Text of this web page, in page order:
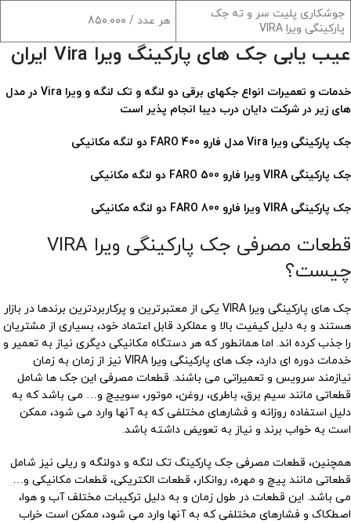
جوشکاری پلیت سر و ته جک‌
پارکینگی ویرا VIRA
هر عدد / 8۵۰.۰۰۰
عیب یابی جک های پارکینگ ویرا Vira ایران
خدمات و تعمیرات انواع جکهای برقی دو لنگه و تک لنگه و ویرا Vira در مدل
های زیر در شرکت دایان درب دیبا انجام پذیر است
جک پارکینگی ویرا Vira مدل فارو 400 FARO دو لنگه مکانیکی
جک پارکینگی VIRA ویرا فارو 500 FARO دو لنگه مکانیکی
جک پارکینگی VIRA ویرا فارو 800 FARO دو لنگه مکانیکی
قطعات مصرفی جک پارکینگی ویرا VIRA
چیست؟
جک های پارکینگی ویرا VIRA یکی از معتبرترین و پرکاربردترین برندها در بازار
هستند و به دلیل کیفیت بالا و عملکرد قابل اعتماد خود، بسیاری از مشتریان
را جذب کرده اند. اما همانطور که هر دستگاه مکانیکی دیگری نیاز به تعمیر و
خدمات دوره ای دارد، جک های پارکینگی ویرا VIRA نیز از زمان به زمان
نیازمند سرویس و تعمیراتی می باشند. قطعات مصرفی این جک ها شامل
قطعاتی مانند سیم برق، باطری، روغن، موتور، سوییچ و… می باشد که به
دلیل استفاده روزانه و فشارهای مختلفی که به آنها وارد می شود، ممکن
است به خواب برند و نیاز به تعویض داشته باشد.
همچنین، قطعات مصرفی جک پارکینگ تک لنگه و دولنگه و ریلی نیز شامل
قطعاتی مانند پیچ و مهره، روانکار، قطعات الکتریکی، قطعات مکانیکی و…
می باشد. این قطعات در طول زمان و به دلیل ترکیبات مختلف آب و هوا،
اصطکاک و فشارهای مختلفی که به آنها وارد می شود، ممکن است خراب